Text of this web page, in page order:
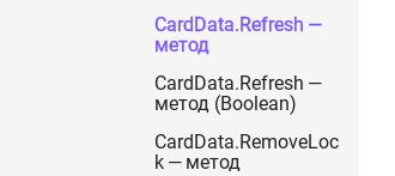
CardData.Refresh —
метод
CardData.Refresh —
метод (Boolean)
CardData.RemoveLoc
k — метод